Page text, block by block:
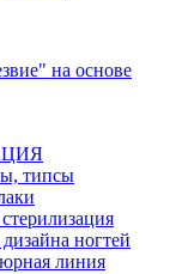
на основе
типсы
ногтей
линия